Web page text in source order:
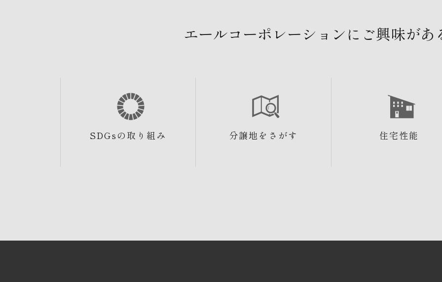
エールコーポレーションにご興味があ
SDGsの取り組み 分譲地をさがす 住宅性能